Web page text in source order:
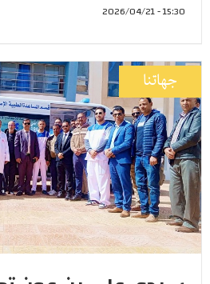
15:30 - 2026/04/21
جهاتنا